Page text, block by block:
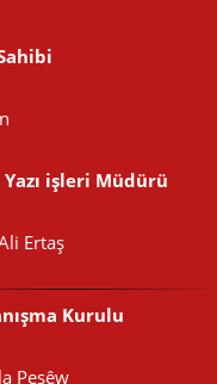
işleri Müdürü
Ertaş
Kurulu
Peşêw